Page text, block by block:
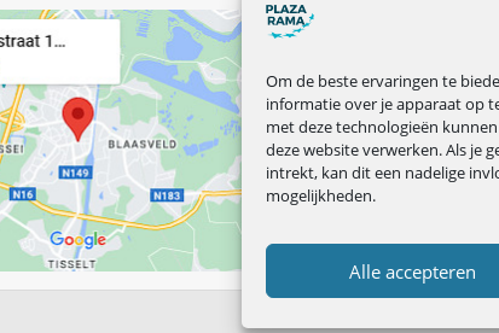
Om de beste ervaringen te
informatie over je apparaat op
met deze technologieën
deze website verwerken. Als je
intrekt, kan dit een nadelige
mogelijkheden.
Alle accepteren